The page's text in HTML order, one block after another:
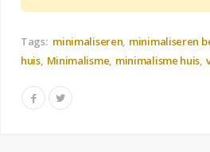
Tags: minimaliseren minimaliseren
huis Minimalisme minimalisme huis